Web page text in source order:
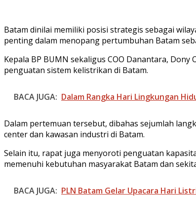
Batam dinilai memiliki posisi strategis sebagai
penting dalam menopang pertumbuhan Batam
Kepala BP BUMN sekaligus COO Danantara,
penguatan sistem kelistrikan di Batam.
BACA JUGA: Dalam Rangka Hari Lingkungan
Dalam pertemuan tersebut, dibahas sejumlah
center dan kawasan industri di Batam.
Selain itu, rapat juga menyoroti penguatan
memenuhi kebutuhan masyarakat Batam dan
BACA JUGA: PLN Batam Gelar Upacara Hari